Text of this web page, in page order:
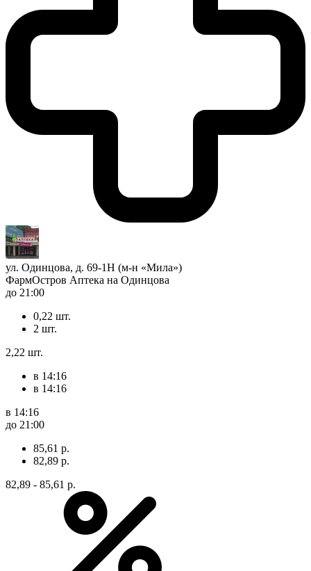
ул. Одинцова, д. 69-1Н (м-н «Мила»)
ФармОстров Аптека на Одинцова
до 21:00
0,22 шт.
2 шт.
2,22 шт.
в 14:16
в 14:16
в 14:16
до 21:00
85,61 р.
82,89 р.
82,89 - 85,61 р.